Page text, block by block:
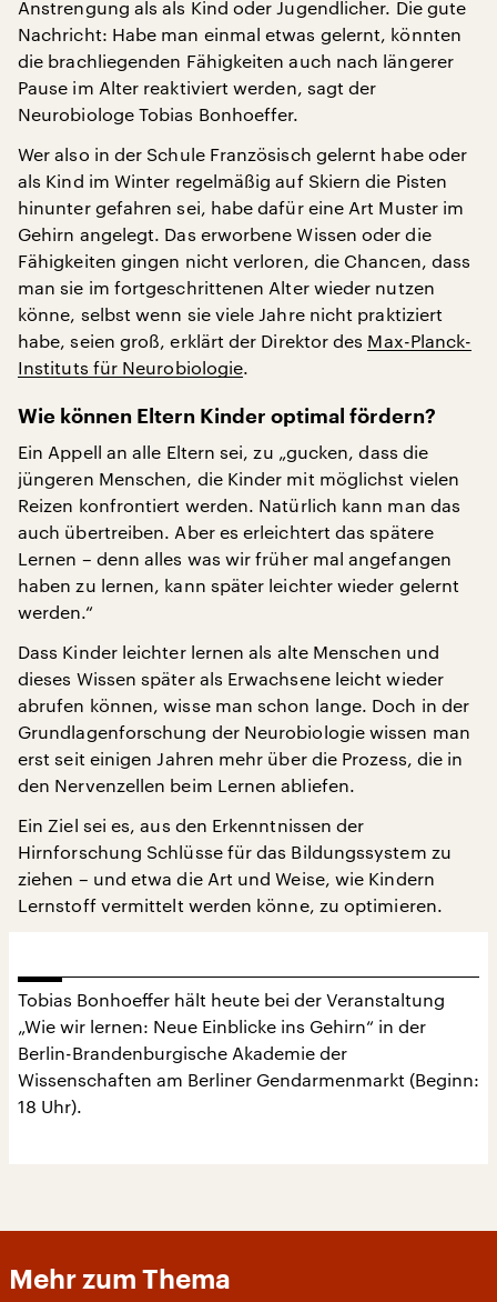
Anstrengung als als Kind oder Jugendlicher. Die gute
Nachricht: Habe man einmal etwas gelernt, könnten
die brachliegenden Fähigkeiten auch nach längerer
Pause im Alter reaktiviert werden, sagt der
Neurobiologe Tobias Bonhoeffer.
Wer also in der Schule Französisch gelernt habe oder
als Kind im Winter regelmäßig auf Skiern die Pisten
hinunter gefahren sei, habe dafür eine Art Muster im
Gehirn angelegt. Das erworbene Wissen oder die
Fähigkeiten gingen nicht verloren, die Chancen, dass
man sie im fortgeschrittenen Alter wieder nutzen
könne, selbst wenn sie viele Jahre nicht praktiziert
habe, seien groß, erklärt der Direktor des Max-Planck-
Instituts für Neurobiologie.
Wie können Eltern Kinder optimal fördern?
Ein Appell an alle Eltern sei, zu „gucken, dass die
jüngeren Menschen, die Kinder mit möglichst vielen
Reizen konfrontiert werden. Natürlich kann man das
auch übertreiben. Aber es erleichtert das spätere
Lernen – denn alles was wir früher mal angefangen
haben zu lernen, kann später leichter wieder gelernt
werden.“
Dass Kinder leichter lernen als alte Menschen und
dieses Wissen später als Erwachsene leicht wieder
abrufen können, wisse man schon lange. Doch in der
Grundlagenforschung der Neurobiologie wissen man
erst seit einigen Jahren mehr über die Prozess, die in
den Nervenzellen beim Lernen abliefen.
Ein Ziel sei es, aus den Erkenntnissen der
Hirnforschung Schlüsse für das Bildungssystem zu
ziehen – und etwa die Art und Weise, wie Kindern
Lernstoff vermittelt werden könne, zu optimieren.
Tobias Bonhoeffer hält heute bei der Veranstaltung
„Wie wir lernen: Neue Einblicke ins Gehirn“ in der
Berlin-Brandenburgische Akademie der
Wissenschaften am Berliner Gendarmenmarkt (Beginn:
18 Uhr).
Mehr zum Thema